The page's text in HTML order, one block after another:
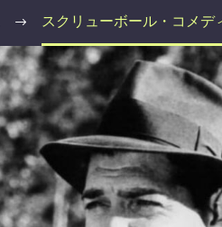
スクリューボール・コメデ